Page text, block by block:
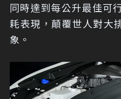
同時達到每公升最佳可
耗表現，顛覆世人對大
象。